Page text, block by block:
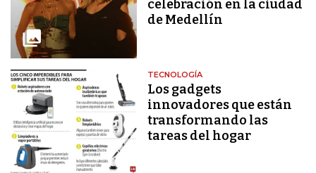
celebración en la ciudad
de Medellín
TECNOLOGÍA
Los gadgets
innovadores que están
transformando las
tareas del hogar